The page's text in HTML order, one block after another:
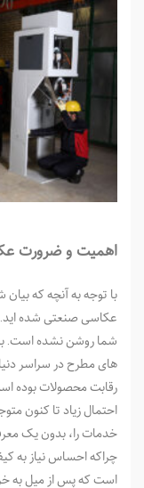
اهمیت و ضرورت
با توجه به آنچه که بیان
عکاسی صنعتی شده ­اید.
شما روشن نشده است.
های مطرح در سراسر
رقابت محصولات بوده
احتمال زیاد تا کنون
خدمات را، بدون یک
چراکه احساس نیاز به
است که پس از میل به